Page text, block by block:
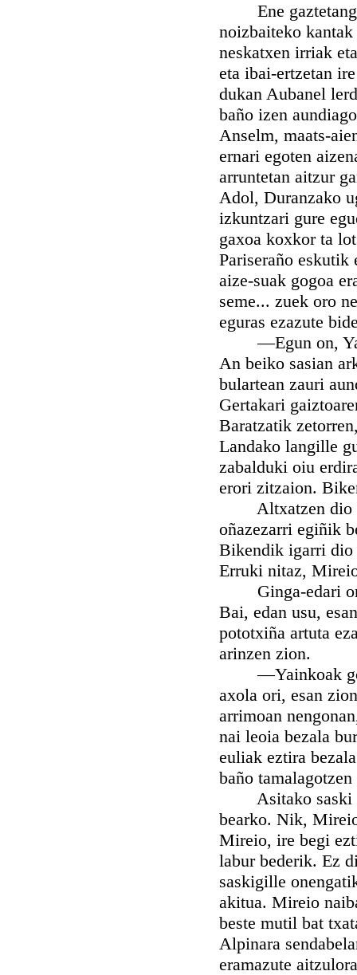
Ene gaztetango
noizbaiteko
neskatxen irriak
eta ibai-ertzetan
dukan Aubanel
baño izen
Anselm, maats-
ernari egoten
arruntetan aitzur
Adol, Duranzako
izkuntzari gure
gaxoa koxkor ta
Pariseraño
aize-suak gogoa
seme... zuek oro
eguras ezazute
—Egun on,
An beiko sasian
bulartean zauri
Gertakari
Baratzatik
Landako langille
zabalduki oiu
erori zitzaion.
Altxatzen dio
oñazezarri egiñik
Bikendik igarri dio
Erruki nitaz,
Ginga-edari
Bai, edan usu,
pototxiña artuta
arinzen zion.
—Yainkoak
axola ori, esan
arrimoan
nai leoia bezala
euliak eztira
baño tamalagotzen
Asitako saski
bearko. Nik,
Mireio, ire begi
labur bederik. Ez
saskigille
akitua. Mireio
beste mutil bat
Alpinara
eramazute